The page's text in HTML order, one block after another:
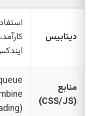
دیتابیس
منابع
(CSS/JS)
(Conditional Loading)، استفاده از CDN.